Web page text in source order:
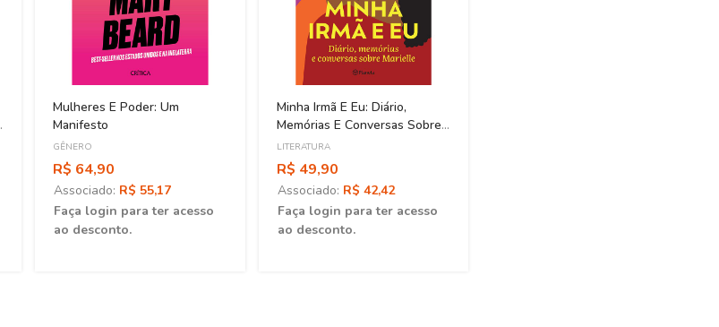
Mulheres E Poder: Um
Manifesto
GÊNERO
R$ 64,90
Associado: R$ 55,17
Faça login para ter acesso
ao desconto.
Minha Irmã E Eu: Diário,
Memórias E Conversas Sobre
Marielle
LITERATURA
R$ 49,90
Associado: R$ 42,42
Faça login para ter acesso
ao desconto.